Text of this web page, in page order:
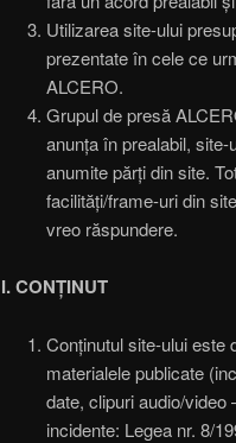
Utilizarea site-ului
prezentate în cele ce
ALCERO.
Grupul de presă
anunța în prealabil,
anumite părți din site.
facilități/frame-uri din
vreo răspundere.
I. CONȚINUT
Conținutul site-ului este
materialele publicate
date, clipuri audio/video
incidente: Legea nr. 8/